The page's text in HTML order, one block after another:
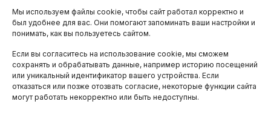
Мы используем файлы cookie, чтобы сайт работал корректно и
был удобнее для вас. Они помогают запоминать ваши настройки и
понимать, как вы пользуетесь сайтом.
Если вы согласитесь на использование cookie, мы сможем
сохранять и обрабатывать данные, например историю посещений
или уникальный идентификатор вашего устройства. Если
отказаться или позже отозвать согласие, некоторые функции сайта
могут работать некорректно или быть недоступны.
АНАЛИТИКА И СТАТИСТИКА
ARTICLES IN ENGLISH
НАВИГАЦИЯ